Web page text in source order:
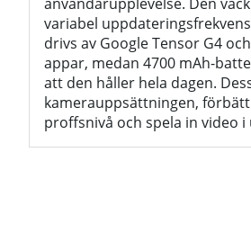
variabel
drivs av Google Tensor G4
appar, medan 4700 mAh-
att den håller hela dagen.
kamerauppsättningen,
proffsnivå och spela in video